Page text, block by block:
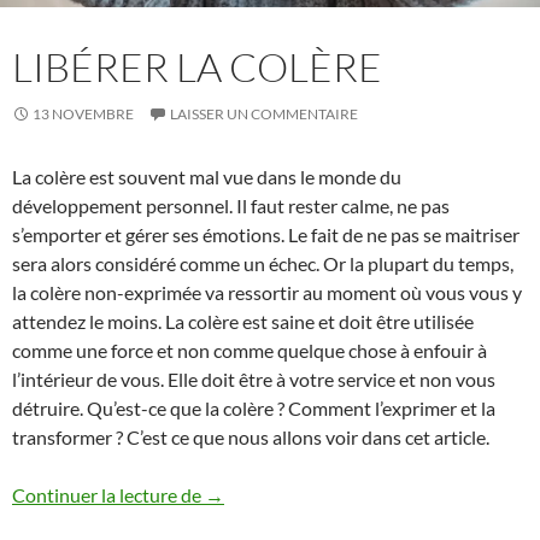
LIBÉRER LA COLÈRE
13 NOVEMBRE LAISSER UN COMMENTAIRE
La colère est souvent mal vue dans le monde du
développement personnel. Il faut rester calme, ne pas
s’emporter et gérer ses émotions. Le fait de ne pas se maitriser
sera alors considéré comme un échec. Or la plupart du temps,
la colère non-exprimée va ressortir au moment où vous vous y
attendez le moins. La colère est saine et doit être utilisée
comme une force et non comme quelque chose à enfouir à
l’intérieur de vous. Elle doit être à votre service et non vous
détruire. Qu’est-ce que la colère ? Comment l’exprimer et la
transformer ? C’est ce que nous allons voir dans cet article.
Continuer la lecture de Libérer la colère
→